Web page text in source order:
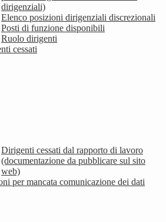
dirigenziali)
Elenco posizioni dirigenziali discrezionali
Posti di funzione disponibili
Ruolo dirigenti
cessati
Dirigenti cessati dal rapporto di lavoro
(documentazione da pubblicare sul sito
web)
per mancata comunicazione dei dati